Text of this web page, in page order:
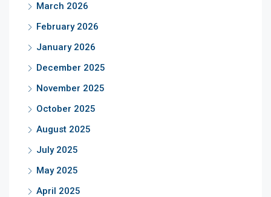
March 2026
February 2026
January 2026
December 2025
November 2025
October 2025
August 2025
July 2025
May 2025
April 2025